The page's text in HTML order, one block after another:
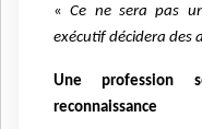
«Ce ne sera pas
exécutif décidera des
Une profession
reconnaissance